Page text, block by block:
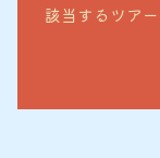
該当するツア